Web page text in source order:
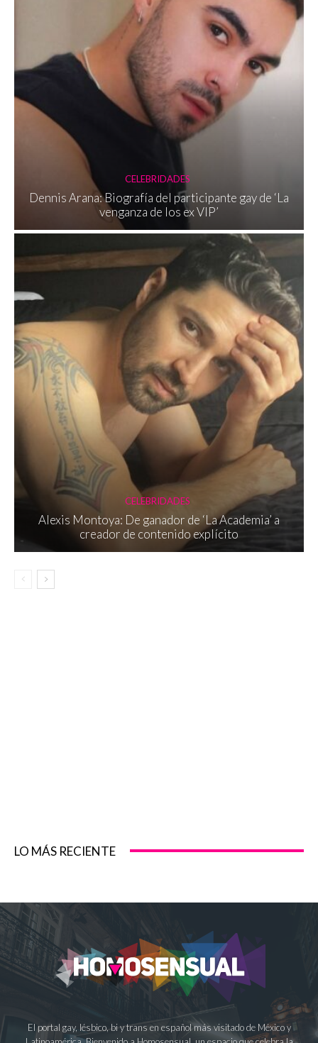
CELEBRIDADES
Dennis Arana: Biografía del participante gay de ‘La
venganza de los ex VIP’
CELEBRIDADES
Alexis Montoya: De ganador de ‘La Academia’ a
creador de contenido explícito
LO MÁS RECIENTE
El portal gay, lésbico, bi y trans en español más visitado de México y